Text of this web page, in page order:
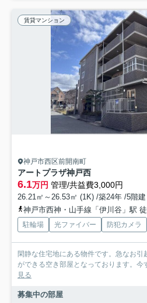
賃貸マンション
神戸市西区前開南町
アートプラザ神戸西
6.1万円 管理/共益費3,000円
26.21㎡～26.53㎡ (1K) /築24年 /5階建
神戸市西神・山手線「伊川谷」駅
駐輪場 光ファイバー 防犯カメラ
閑静な住宅地にある物件です。急なお
ができる空き部屋となっております。今
見る
募集中の部屋